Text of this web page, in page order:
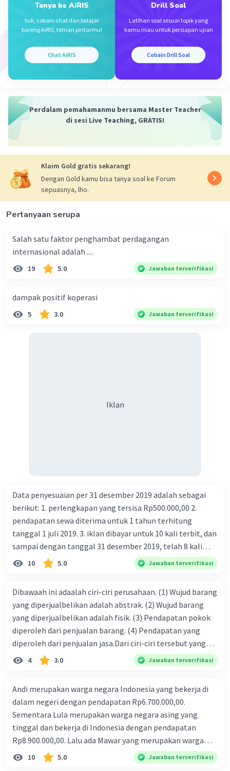
Tanya ke AiRIS
Yuk, cobain chat dan belajar
bareng AiRIS, teman pintarmu!
Chat AiRIS
Drill Soal
Latihan soal sesuai topik yang
kamu mau untuk persiapan ujian
Cobain Drill Soal
Perdalam pemahamanmu bersama Master Teacher
di sesi Live Teaching, GRATIS!
Klaim Gold gratis sekarang!
Dengan Gold kamu bisa tanya soal ke Forum
sepuasnya, lho.
Pertanyaan serupa
Salah satu faktor penghambat perdagangan
internasional adalah ....
19 5.0 Jawaban terverifikasi
dampak positif koperasi
5 3.0 Jawaban terverifikasi
Iklan
Data penyesuaian per 31 desember 2019 adalah sebagai
berikut: 1. perlengkapan yang tersisa Rp500.000,00 2.
pendapatan sewa diterima untuk 1 tahun terhitung
tanggal 1 juli 2019. 3. iklan dibayar untuk 10 kali terbit, dan
sampai dengan tanggal 31 desember 2019, telah 8 kali
terbit. 4. gaji terutang untuk periode berjalan sebesar
Rp800.000,00 dari data di atas, pencatatan jurnal pembalik
10 5.0 Jawaban terverifikasi
Dibawaah ini adaalah ciri-ciri perusahaan. (1) Wujud barang
yang diperjualbelikan adalah abstrak. (2) Wujud barang
yang diperjualbelikan adalah fisik. (3) Pendapatan pokok
diperoleh dari penjualan barang. (4) Pendapatan yang
diperoleh dari penjualan jasa.Dari ciri-ciri tersebut yang
merupakan ciri dari perusahaan dagang ditunjukan pada
nomor…. a. 1 dan 3 b. 3 dan 4 c. 2 dan 3 d. 1 dan 2 e. 2 dan 4
4 3.0 Jawaban terverifikasi
Andi merupakan warga negara Indonesia yang bekerja di
dalam negeri dengan pendapatan Rp6.700.000,00.
Sementara Lula merupakan warga negara asing yang
tinggal dan bekerja di Indonesia dengan pendapatan
Rp8.900.000,00. Lalu ada Mawar yang merupakan warga
negara Indonesia yang tinggal dan bekerja di luar negeri
dengan pendapatan Rp11.000.000,00. Hitunglah PNB
10 5.0 Jawaban terverifikasi